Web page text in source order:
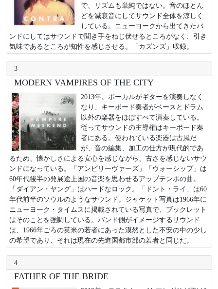
で、リズムも単純ではない。音のほとん
どを減衰音にしてサウンド全体を涼しく
している。ニューヨークから出てきたバ
ンドにしてはサウンドで聞き手をねじ伏せるところがなく、引き
気味であるところが知性を感じさせる。「カズンズ」収録。
3
MODERN VAMPIRES OF THE CITY
2013年。ボーカルがギターを演奏しなく
なり、キーボード奏者がベースとドラム
以外の楽器をほぼすべて演奏している。
従ってサウンドの主導権はキーボード奏
者にある。使われている楽器は古風だ
が、音の編集、加工の仕方が現代的であ
るため、懐かしさによる安心を感じながら、古さを感じないサウ
ンドになっている。「アンビリーヴァーズ」「ウォーシップ」は
60年代後半の発展途上国の音楽を思わせるアップテンポの曲。
「ダイアン・ヤング」はハードなロック。「ドント・ライ」は60
年代前半のソウルのようなサウンド。ジャケット写真は1966年に
ニューヨーク・タイムスに掲載されている写真で、ブックレット
はそのことを強調している。バンド側がイメージするサウンド
は、1966年ごろの英米の若者にあった漠然とした不安の中の少し
の希望であり、それは現在の先進国都市部の若者と同じだ。
4
FATHER OF THE BRIDE